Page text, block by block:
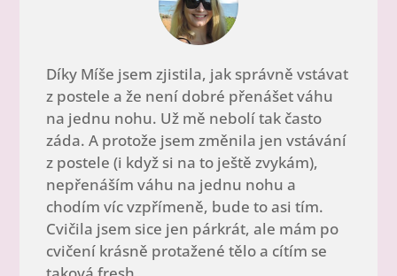
Díky Míše jsem zjistila, jak správně vstávat
z postele a že není dobré přenášet váhu
na jednu nohu. Už mě nebolí tak často
záda. A protože jsem změnila jen vstávání
z postele (i když si na to ještě zvykám),
nepřenáším váhu na jednu nohu a
chodím víc vzpřímeně, bude to asi tím.
Cvičila jsem sice jen párkrát, ale mám po
cvičení krásně protažené tělo a cítím se